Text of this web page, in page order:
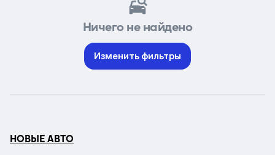
Ничего не найдено
Изменить фильтры
НОВЫЕ АВТО